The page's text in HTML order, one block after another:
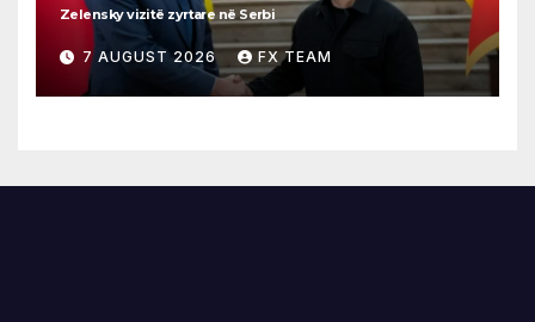
Zelensky vizitë zyrtare në Serbi
7 AUGUST 2026 FX TEAM